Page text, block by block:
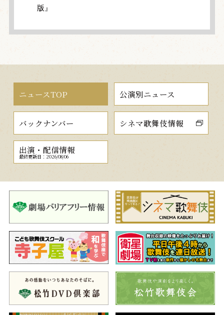
版』
ニュースTOP 公演別ニュース
バックナンバー シネマ歌舞伎情報
出演・配信情報
最終更新日：2026/08/06